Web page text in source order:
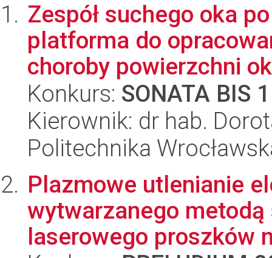
Zespół suchego oka
platforma do
choroby powierzchni
Konkurs: SONATA BIS
Kierownik: dr hab.
Politechnika
Plazmowe utlenianie
wytwarzanego
laserowego proszków